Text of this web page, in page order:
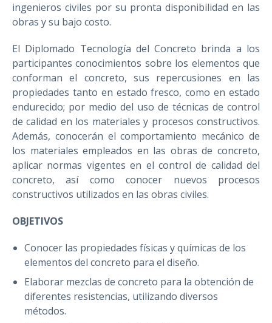
ingenieros civiles por su pronta disponibilidad en las
obras y su bajo costo.
El Diplomado Tecnología del Concreto brinda a los
participantes conocimientos sobre los elementos que
conforman el concreto, sus repercusiones en las
propiedades tanto en estado fresco, como en estado
endurecido; por medio del uso de técnicas de control
de calidad en los materiales y procesos constructivos.
Además, conocerán el comportamiento mecánico de
los materiales empleados en las obras de concreto,
aplicar normas vigentes en el control de calidad del
concreto, así como conocer nuevos procesos
constructivos utilizados en las obras civiles.
OBJETIVOS
Conocer las propiedades físicas y químicas de los
elementos del concreto para el diseño.
Elaborar mezclas de concreto para la obtención de
diferentes resistencias, utilizando diversos
métodos.